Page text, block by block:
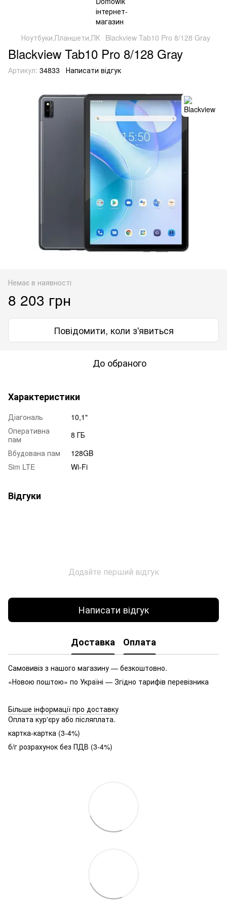
Ноутбуки,Планшети,ПК Blackview Tab10 Pro 8/128 Gray
Blackview Tab10 Pro 8/128 Gray
Артикул: 34833 Написати відгук
Немає в наявності
8 203 грн
Повідомити, коли з'явиться
До обраного
Характеристики
Діагональ
10,1"
Оперативна
пам
8 ГБ
Вбудована пам
128GB
Sim LTE
Wi-Fi
Відгуки
Додайте перший відгук
Написати відгук
Доставка Оплата
Самовивіз з нашого магазину — безкоштовно.
«Новою поштою» по Україні — Згідно тарифів перевізника
Більше інформації про доставку
Оплата кур'єру або післяплата.
картка-картка (3-4%)
б/г розрахунок без ПДВ (3-4%)